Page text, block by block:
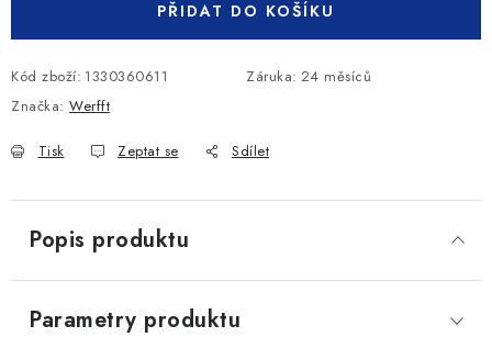
PŘIDAT DO KOŠÍKU
Kód zboží: 1330360611 Záruka: 24 měsíců
Značka: Werfft
Tisk Zeptat se Sdílet
Popis produktu
Parametry produktu